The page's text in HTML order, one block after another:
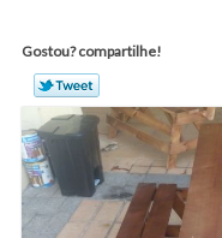
Gostou? compartilhe!